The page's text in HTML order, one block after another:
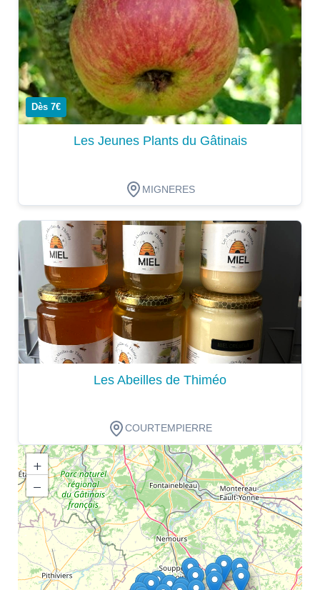
Dégustation
Dès 7€
Les Jeunes Plants du Gâtinais
MIGNERES
Dégustation
Les Abeilles de Thiméo
COURTEMPIERRE
Dégustation
+
−